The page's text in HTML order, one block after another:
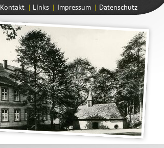
Kontakt | Links | Impressum | Datenschutz